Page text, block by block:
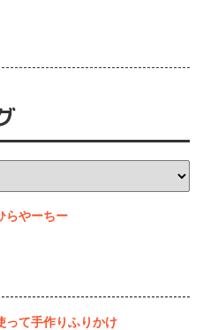
らやーちー
って⼿作りふりかけ